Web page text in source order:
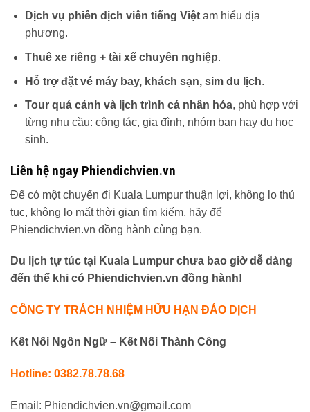
Dịch vụ phiên dịch viên tiếng Việtam hiểu địa
phương.
Thuê xe riêng + tài xế chuyên nghiệp.
Hỗ trợ đặt vé máy bay, khách sạn, sim du lịch.
Tour quá cảnh và lịch trình cá nhân hóa, phù hợp với
từng nhu cầu: công tác, gia đình, nhóm bạn hay du học
sinh.
Liên hệ ngay Phiendichvien.vn
Để có một chuyến đi Kuala Lumpur thuận lợi, không lo thủ
tục, không lo mất thời gian tìm kiếm, hãy để
Phiendichvien.vn đồng hành cùng bạn.
Du lịch tự túc tại Kuala Lumpur chưa bao giờ dễ dàng
đến thế khi có Phiendichvien.vn đồng hành!
CÔNG TY TRÁCH NHIỆM HỮU HẠN ĐÁO DỊCH
Kết Nối Ngôn Ngữ – Kết Nối Thành Công
Hotline: 0382.78.78.68
Email: Phiendichvien.vn@gmail.com